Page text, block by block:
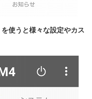
使うと様々な設定やカス